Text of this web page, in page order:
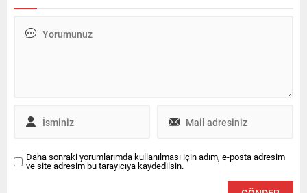
Daha sonraki yorumlarımda kullanılması için adım, e-posta adresim
ve site adresim bu tarayıcıya kaydedilsin.